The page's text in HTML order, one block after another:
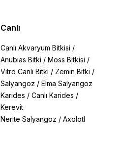
Canlı
Canlı Akvaryum Bitkisi /
Anubias Bitki /Moss Bitkisi /
Vitro Canlı Bitki / Zemin Bitki /
Salyangoz /Elma Salyangoz
Karides /Canlı Karides /
Kerevit
Nerite Salyangoz /Axolotl